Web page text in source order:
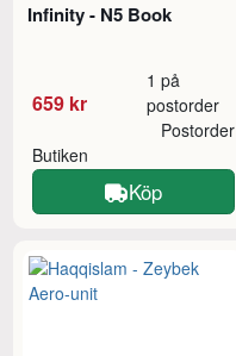
Infinity - N5 Book
659 kr
1 på
postorder
Butiken
Postorder
Köp